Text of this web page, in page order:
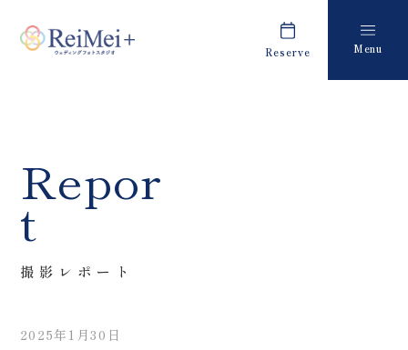
Reserve Menu
Costume
衣装
私たちについて
フォトレタッチ
Repor
t
撮影レポート
2025年1月30日